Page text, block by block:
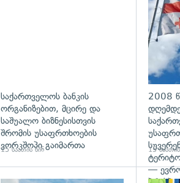
საქართველოს ბანკის
ორგანიზებით, მცირე და
საშუალო ბიზნესისთვის
შრომის უსაფრთხოების
ვორკშოპი გაიმართა
15 საათის წინ
2008
—
15